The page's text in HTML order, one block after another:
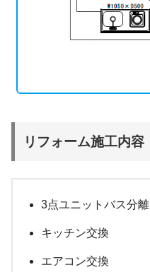
リフォーム施工内容
3点ユニットバス分離
キッチン交換
エアコン交換